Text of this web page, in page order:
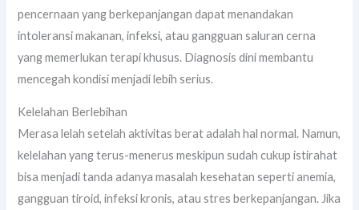
pencernaan yang berkepanjangan dapat menandakan
intoleransi makanan, infeksi, atau gangguan saluran cerna
yang memerlukan terapi khusus. Diagnosis dini membantu
mencegah kondisi menjadi lebih serius.
Kelelahan Berlebihan
Merasa lelah setelah aktivitas berat adalah hal normal. Namun,
kelelahan yang terus-menerus meskipun sudah cukup istirahat
bisa menjadi tanda adanya masalah kesehatan seperti anemia,
gangguan tiroid, infeksi kronis, atau stres berkepanjangan. Jika